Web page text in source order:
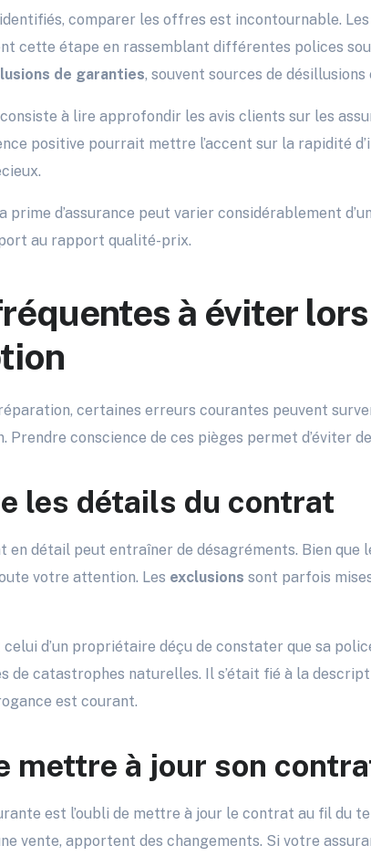
comparer les offres est incontournable.
cette étape en rassemblant différentes polices
de garanties, souvent sources de désillusions
à lire approfondir les avis clients sur les
positive pourrait mettre l’accent sur la rapidité
prime d’assurance peut varier considérablement
au rapport qualité-prix.
à éviter
certaines erreurs courantes peuvent
Prendre conscience de ces pièges permet d’éviter
les détails du contrat
en détail peut entraîner de désagréments. Bien que
votre attention. Les exclusions sont parfois
d’un propriétaire déçu de constater que sa
de catastrophes naturelles. Il s’était fié à la
est courant.
mettre à jour son
est l’oubli de mettre à jour le contrat au fil du
vente, apportent des changements. Si votre